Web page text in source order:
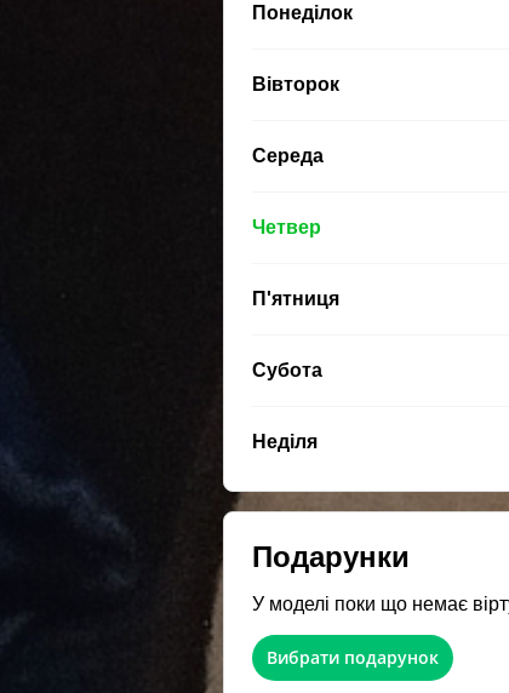
Понеділок
Вівторок
Середа
Четвер
П'ятниця
Субота
Неділя
Подарунки
У моделі поки що немає
Вибрати подарунок